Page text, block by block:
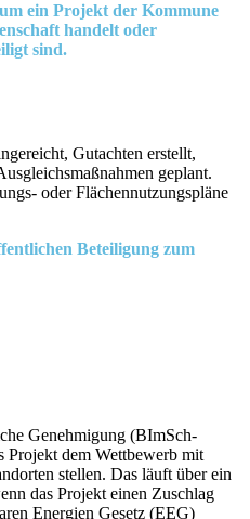
ein Projekt der Kommune
handelt oder
sind.
Gutachten erstellt,
geplant.
oder Flächennutzungspläne
Beteiligung zum
Genehmigung (BImSch-
Projekt dem Wettbewerb mit
stellen. Das läuft über ein
das Projekt einen Zuschlag
Energien Gesetz (EEG)